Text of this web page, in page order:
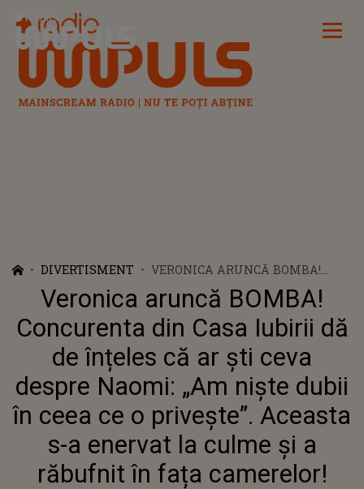
Radio Impuls
DIVERTISMENT
VERONICA ARUNCĂ BOMBA!
CONCURENTA DIN CASA IUBIRII
DĂ DE ÎNȚELES CĂ AR ȘTI CEVA
DESPRE NAOMI: „AM NIȘTE
DUBII ÎN CEEA CE O PRIVEȘTE”.
ACEASTA S-A ENERVAT LA
CULME ȘI A RĂBUFNIT ÎN FAȚA
CAMERELOR!
Veronica aruncă BOMBA!
Concurenta din Casa Iubirii dă
de înțeles că ar ști ceva
despre Naomi: „Am niște dubii
în ceea ce o privește”. Aceasta
s-a enervat la culme și a
răbufnit în fața camerelor!